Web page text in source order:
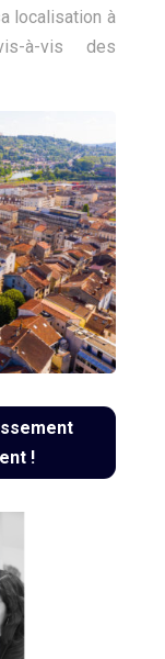
localisation à
à-vis des
!